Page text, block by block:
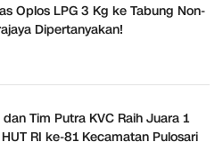
Oplos LPG 3 Kg ke Tabung Non-
Dipertanyakan!
Tim Putra KVC Raih Juara 1
RI ke-81 Kecamatan Pulosari